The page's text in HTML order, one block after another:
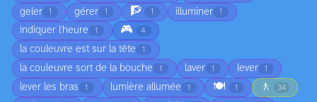
geler 1 gérer 1 🧗 1 illuminer 1
indiquer l'heure 1 🎮 4
la couleuvre est sur la tête 1
la couleuvre sort de la bouche 1 laver 1 lever 1
lever les bras 1 lumière allumée 1 🍽️ 1 🚶 34